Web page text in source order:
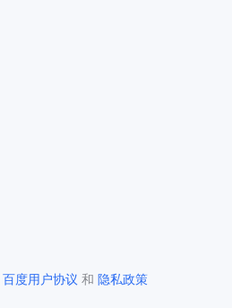
百度用户协议 和 隐私政策